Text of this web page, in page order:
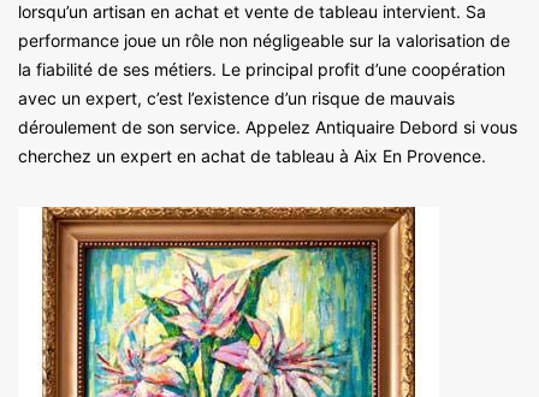
lorsqu’un artisan en achat et vente de tableau intervient. Sa
performance joue un rôle non négligeable sur la valorisation de
la fiabilité de ses métiers. Le principal profit d’une coopération
avec un expert, c’est l’existence d’un risque de mauvais
déroulement de son service. Appelez Antiquaire Debord si vous
cherchez un expert en achat de tableau à Aix En Provence.